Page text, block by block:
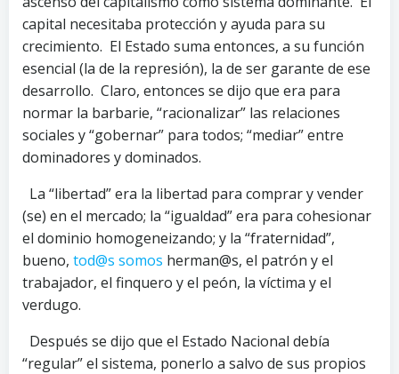
capital necesitaba protección y ayuda para su
crecimiento. El Estado suma entonces, a su función
esencial (la de la represión), la de ser garante de ese
desarrollo. Claro, entonces se dijo que era para
normar la barbarie, “racionalizar” las relaciones
sociales y “gobernar” para todos; “mediar” entre
dominadores y dominados.
La “libertad” era la libertad para comprar y vender
(se) en el mercado; la “igualdad” era para cohesionar
el dominio homogeneizando; y la “fraternidad”,
bueno, tod@s somos herman@s, el patrón y el
trabajador, el finquero y el peón, la víctima y el
verdugo.
Después se dijo que el Estado Nacional debía
“regular” el sistema, ponerlo a salvo de sus propios